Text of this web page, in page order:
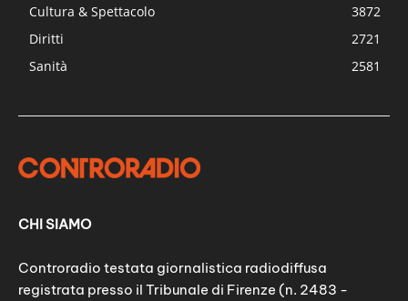
Cultura & Spettacolo
3872
Diritti
2721
Sanità
2581
CHI SIAMO
Controradio testata giornalistica radiodiffusa
registrata presso il Tribunale di Firenze (n. 2483 -